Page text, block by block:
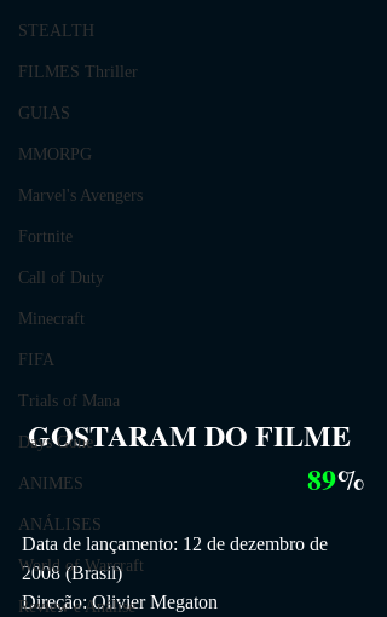
STEALTH
FILMES Thriller
GUIAS
MMORPG
Marvel's Avengers
Fortnite
Call of Duty
Minecraft
FIFA
Trials of Mana
Days Gone
ANIMES
ANÁLISES
World of Warcraft
Review e Análise
GOSTARAM DO FILME
89%
Data de lançamento: 12 de dezembro de
2008 (Brasil)
Direção: Olivier Megaton